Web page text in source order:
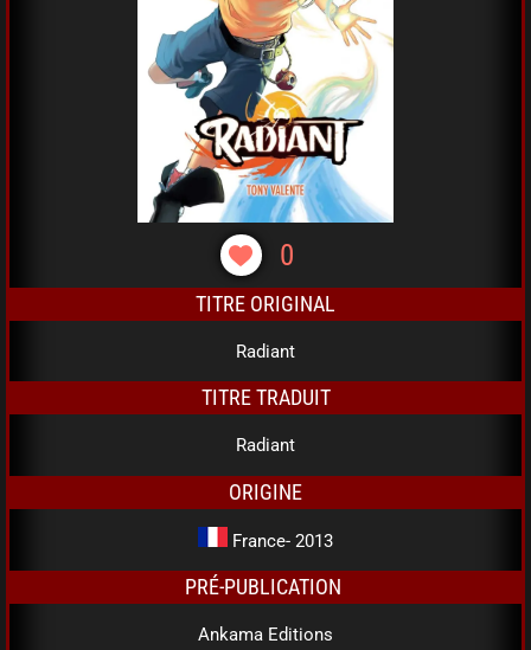
0
TITRE ORIGINAL
Radiant
TITRE TRADUIT
Radiant
ORIGINE
France- 2013
PRÉ-PUBLICATION
Ankama Editions